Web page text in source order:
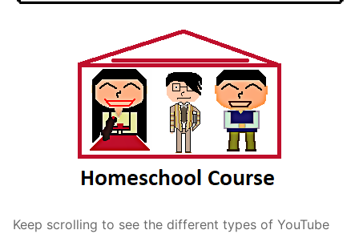
Keep scrolling to see the different types of YouTube